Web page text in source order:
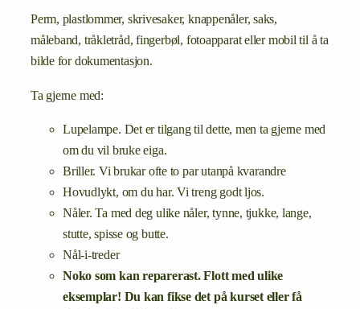
Perm, plastlommer, skrivesaker, knappenåler, saks,
måleband, tråkletråd, fingerbøl, fotoapparat eller mobil til å ta
bilde for dokumentasjon.
Ta gjerne med:
Lupelampe. Det er tilgang til dette, men ta gjerne med
om du vil bruke eiga.
Briller. Vi brukar ofte to par utanpå kvarandre
Hovudlykt, om du har. Vi treng godt ljos.
Nåler. Ta med deg ulike nåler, tynne, tjukke, lange,
stutte, spisse og butte.
Nål-i-treder
Noko som kan reparerast. Flott med ulike
eksemplar! Du kan fikse det på kurset eller få